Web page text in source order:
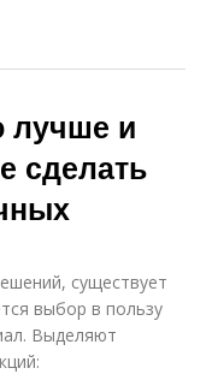
лучше и
сделать
существует
выбор в пользу
Выделяют